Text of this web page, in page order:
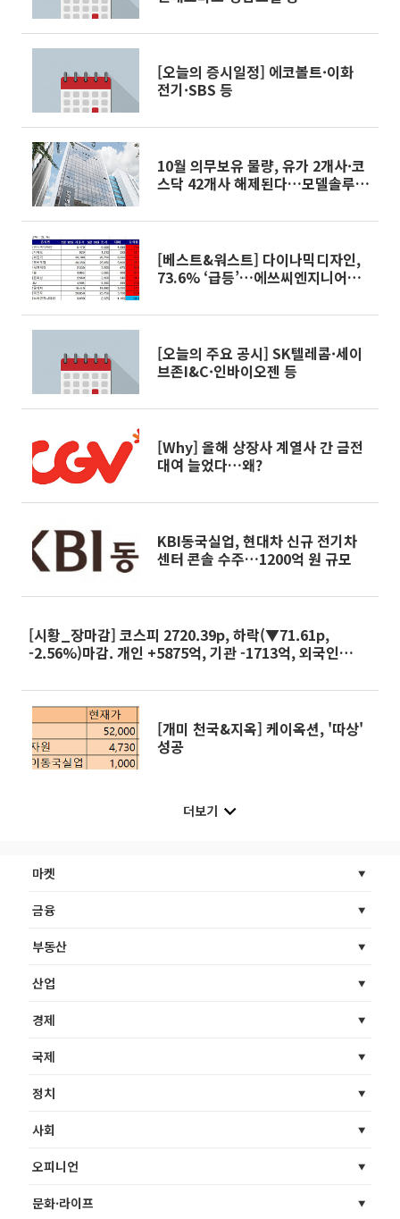
[오늘의 증시일정] 에코볼트·이화
전기·SBS 등
10월 의무보유 물량, 유가 2개사·코
스닥 42개사 해제된다…모델솔루션
[베스트&워스트] 다이나믹디자인,
73.6% ‘급등’…에쓰씨엔지니어링
[오늘의 주요 공시] SK텔레콤·세이
브존I&C·인바이오젠 등
[Why] 올해 상장사 계열사 간 금전
대여 늘었다…왜?
KBI동국실업, 현대차 신규 전기차
센터 콘솔 수주…1200억 원 규모
[시황_장마감] 코스피 2720.39p, 하락(▼71.61p,
-2.56%)마감. 개인 +5875억, 기관 -1713억, 외국인
[개미 천국&지옥] 케이옥션, '따상'
성공
더보기
마켓
금융
부동산
산업
경제
국제
정치
사회
오피니언
문화·라이프